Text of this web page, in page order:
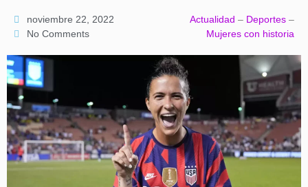
noviembre 22, 2022
No Comments
Actualidad – Deportes –
Mujeres con historia